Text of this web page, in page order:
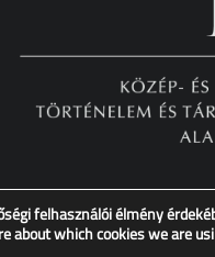
Copyright © XX. Század
felhasználói élmény
about which cookies we are